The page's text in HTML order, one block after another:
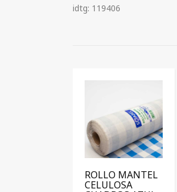
idtg: 119406
ROLLO MANTEL
CELULOSA